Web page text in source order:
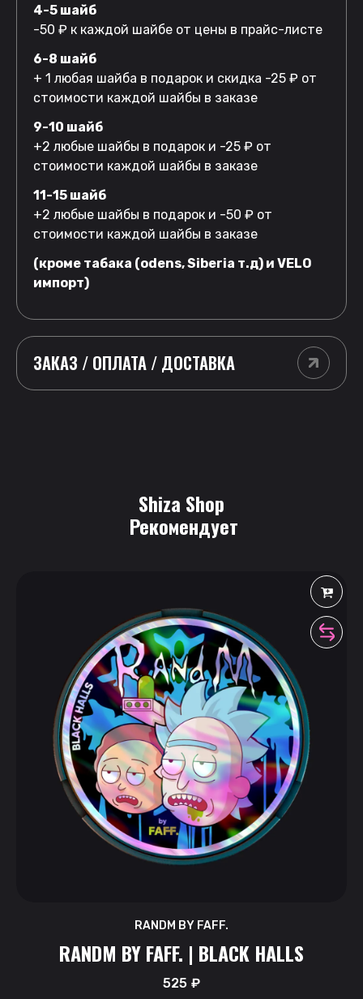
4-5 шайб
-50 ₽ к каждой шайбе от цены в прайс-листе
6-8 шайб
+ 1 любая шайба в подарок и скидка -25 ₽ от
стоимости каждой шайбы в заказе
9-10 шайб
+2 любые шайбы в подарок и -25 ₽ от
стоимости каждой шайбы в заказе
11-15 шайб
+2 любые шайбы в подарок и -50 ₽ от
стоимости каждой шайбы в заказе
(кроме табака (odens, Siberia т.д) и VELO
импорт)
ЗАКАЗ / ОПЛАТА / ДОСТАВКА
Shiza Shop
Рекомендует
RANDM BY FAFF.
RANDM BY FAFF. | BLACK HALLS
525₽